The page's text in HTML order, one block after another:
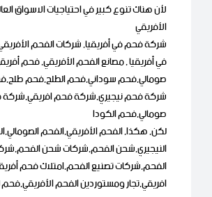
لأن هناك تنوع كبير في احتياجيات الاسواق
الأفريقي
شركة فحم في أفريقيا, شركات الفحم
في أفريقيا , مصانع الفحم الأفريقي, فحم
صومالي,فحم سوداني,فحم الطلح,فحم
شركة فحم نيجيري,شركة فحم
صومالي,فحم الكودا
لكن, هكذا, الفحم الأفريقي,الفحم
النيجيري,شحن الفحم,شركات شحن
الفحم,شركات تصنيع الفحم,امتلاك فحم
افريقي,تجار ومستوردين الفحم الأفريقي,فحم